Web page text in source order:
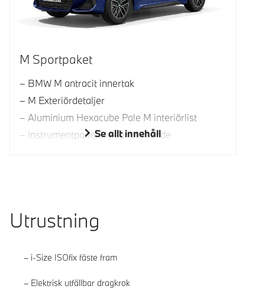
M Sportpaket
BMW M antracit innertak
M Exteriördetaljer
Aluminium Hexacube Pale M interiörlist
Instrumentpanel i lyxigt utförande
Se allt innehåll
Utrustning
i-Size ISOfix fäste fram
Elektrisk utfällbar dragkrok